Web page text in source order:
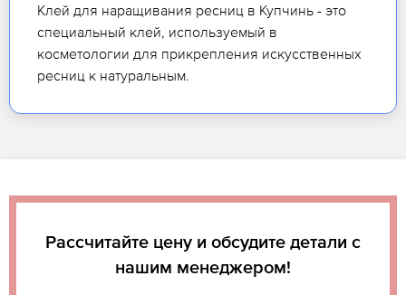
Клей для наращивания ресниц в Купчинь - это
специальный клей, используемый в
косметологии для прикрепления искусственных
ресниц к натуральным.
Рассчитайте цену и обсудите детали с
нашим менеджером!